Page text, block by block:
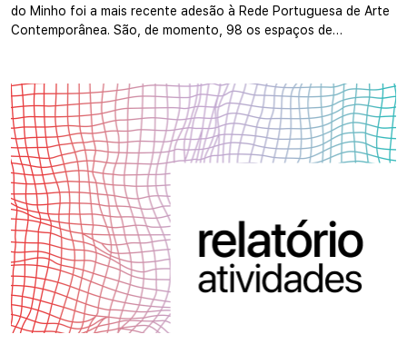
do Minho foi a mais recente adesão à Rede Portuguesa de Arte
Contemporânea. São, de momento, 98 os espaços de…